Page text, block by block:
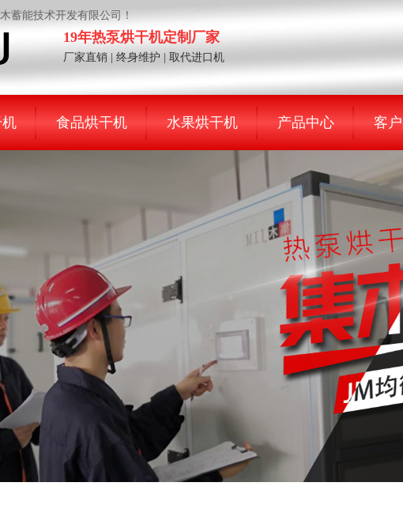
蓄能技术开发有限公司！
19年热泵烘干机定制厂家
厂家直销 | 终身维护 | 取代进口机
食品烘干机 水果烘干机 产品中心 客